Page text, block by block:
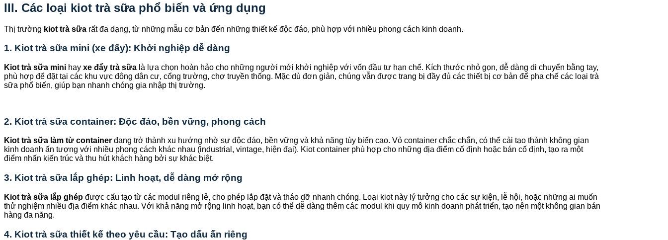
III. Các loại kiot trà sữa phổ biến và ứng dụng
Thị trường kiot trà sữa rất đa dạng, từ những mẫu cơ bản đến những thiết kế độc đáo, phù hợp với nhiều phong cách kinh doanh.
1. Kiot trà sữa mini (xe đẩy): Khởi nghiệp dễ dàng
Kiot trà sữa mini hay xe đẩy trà sữa là lựa chọn hoàn hảo cho những người mới khởi nghiệp với vốn đầu tư hạn chế. Kích thước nhỏ gọn, dễ dàng di chuyển bằng tay,
phù hợp để đặt tại các khu vực đông dân cư, cổng trường, chợ truyền thống. Mặc dù đơn giản, chúng vẫn được trang bị đầy đủ các thiết bị cơ bản để pha chế các loại trà
sữa phổ biến, giúp bạn nhanh chóng gia nhập thị trường.
2. Kiot trà sữa container: Độc đáo, bền vững, phong cách
Kiot trà sữa làm từ container đang trở thành xu hướng nhờ sự độc đáo, bền vững và khả năng tùy biến cao. Vỏ container chắc chắn, có thể cải tạo thành không gian
kinh doanh ấn tượng với nhiều phong cách khác nhau (industrial, vintage, hiện đại). Kiot container phù hợp cho những địa điểm cố định hoặc bán cố định, tạo ra một
điểm nhấn kiến trúc và thu hút khách hàng bởi sự khác biệt.
3. Kiot trà sữa lắp ghép: Linh hoạt, dễ dàng mở rộng
Kiot trà sữa lắp ghép được cấu tạo từ các modul riêng lẻ, cho phép lắp đặt và tháo dỡ nhanh chóng. Loại kiot này lý tưởng cho các sự kiện, lễ hội, hoặc những ai muốn
thử nghiệm nhiều địa điểm khác nhau. Với khả năng mở rộng linh hoạt, bạn có thể dễ dàng thêm các modul khi quy mô kinh doanh phát triển, tạo nên một không gian bán
hàng đa năng.
4. Kiot trà sữa thiết kế theo yêu cầu: Tạo dấu ấn riêng